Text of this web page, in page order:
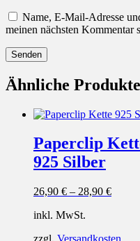
Name, E-Mail-Adresse
meinen nächsten Kommentar
Ähnliche Produkte
Paperclip
925 Silber
26,90 € – 28,90 €
inkl. MwSt.